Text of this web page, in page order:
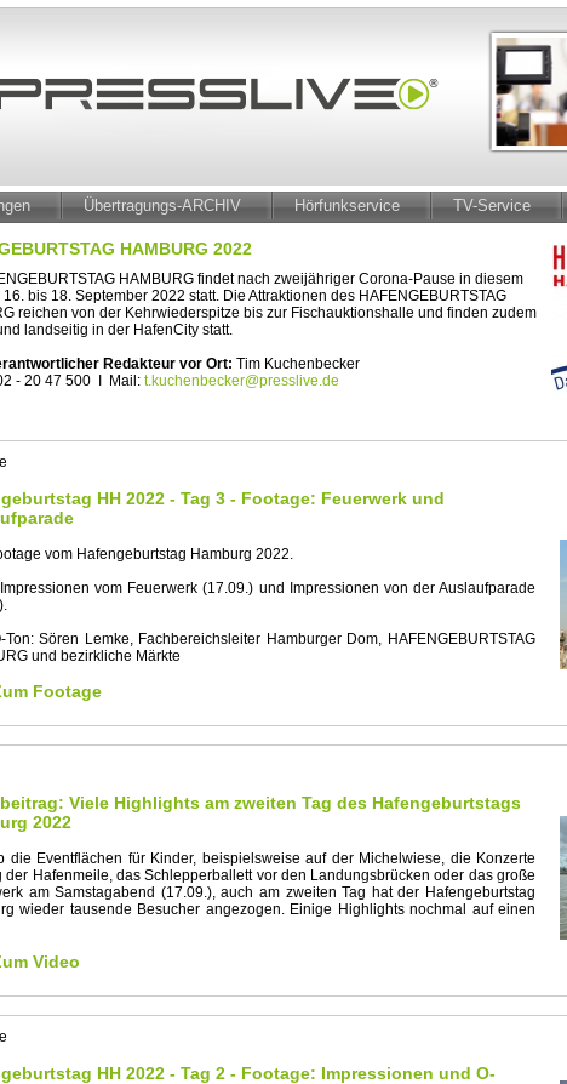
Übertragungs-ARCHIV Hörfunkservice TV-Service
HAMBURG 2022
HAMBURG findet nach zweijähriger Corona-Pause in diesem
bis 18. September 2022 statt. Die Attraktionen des HAFENGEBURTSTAG
reichen von der Kehrwiederspitze bis zur Fischauktionshalle und finden zudem
landseitig in der HafenCity statt.
Redakteur vor Ort: Tim Kuchenbecker
- 20 47 500 I Mail: t.kuchenbecker@presslive.de
HH 2022 - Tag 3 - Footage: Feuerwerk und
vom Hafengeburtstag Hamburg 2022.
Impressionen vom Feuerwerk (17.09.) und Impressionen von der Auslaufparade
Ton: Sören Lemke, Fachbereichsleiter Hamburger Dom, HAFENGEBURTSTAG
und bezirkliche Märkte
Footage
Viele Highlights am zweiten Tag des Hafengeburtstags
2022
die Eventflächen für Kinder, beispielsweise auf der Michelwiese, die Konzerte
der Hafenmeile, das Schlepperballett vor den Landungsbrücken oder das große
am Samstagabend (17.09.), auch am zweiten Tag hat der Hafengeburtstag
wieder tausende Besucher angezogen. Einige Highlights nochmal auf einen
Video
HH 2022 - Tag 2 - Footage: Impressionen und O-